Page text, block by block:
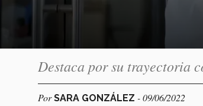
Destaca por su trayectoria
PorSARA GONZÁLEZ - 09/06/2022